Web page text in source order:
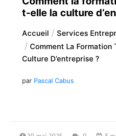
t-elle la culture
Accueil
Services
Comment La Formation
Culture D’entreprise ?
par Pascal Cabus